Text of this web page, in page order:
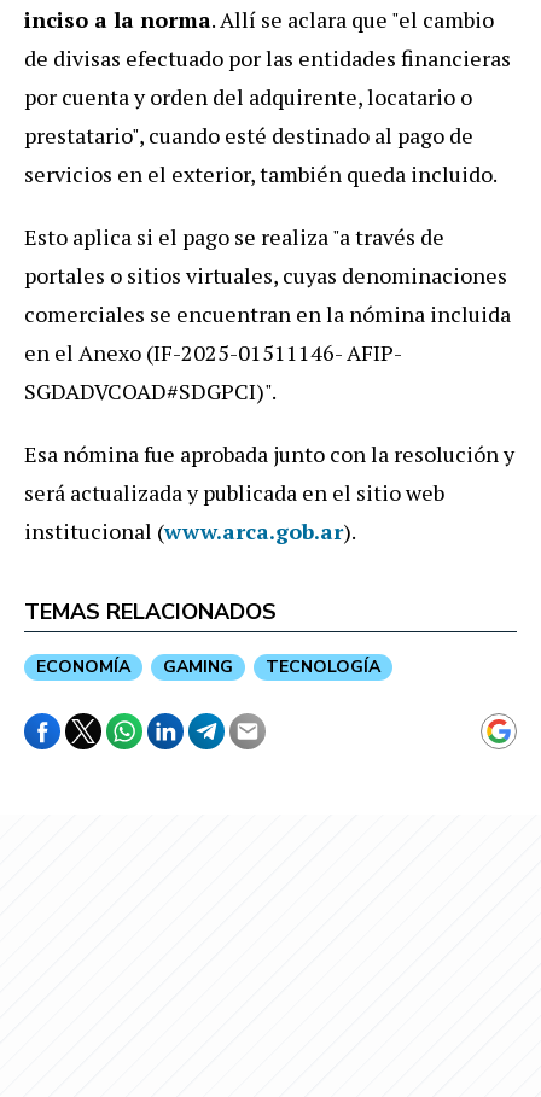
inciso a la norma. Allí se aclara que "el cambio
de divisas efectuado por las entidades financieras
por cuenta y orden del adquirente, locatario o
prestatario", cuando esté destinado al pago de
servicios en el exterior, también queda incluido.
Esto aplica si el pago se realiza "a través de
portales o sitios virtuales, cuyas denominaciones
comerciales se encuentran en la nómina incluida
en el Anexo (IF-2025-01511146- AFIP-
SGDADVCOAD#SDGPCI)".
Esa nómina fue aprobada junto con la resolución y
será actualizada y publicada en el sitio web
institucional (www.arca.gob.ar).
TEMAS RELACIONADOS
ECONOMÍA GAMING TECNOLOGÍA